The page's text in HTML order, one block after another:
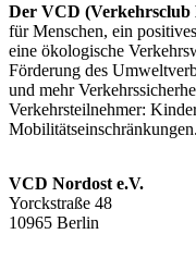
Der VCD (Verkehrsclub
für Menschen, ein
eine ökologische
Förderung des
und mehr
Verkehrsteilnehmer:
Mobilitätseinschränkungen.
VCD Nordost e.V.
Yorckstraße 48
10965 Berlin